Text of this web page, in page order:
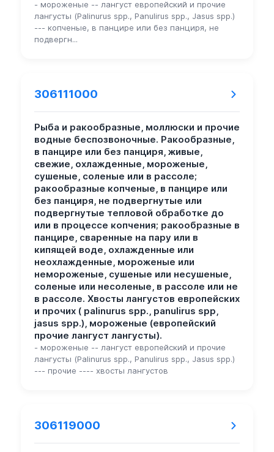
- мороженые -- лангуст европейский и прочие
лангусты (Palinurus spp., Panulirus spp., Jasus spp.)
--- копченые, в панцире или без панциря, не
подвергн...
306111000
Рыба и ракообразные, моллюски и прочие
водные беспозвоночные. Ракообразные,
в панцире или без панциря, живые,
свежие, охлажденные, мороженые,
сушеные, соленые или в рассоле;
ракообразные копченые, в панцире или
без панциря, не подвергнутые или
подвергнутые тепловой обработке до
или в процессе копчения; ракообразные в
панцире, сваренные на пару или в
кипящей воде, охлажденные или
неохлажденные, мороженые или
немороженые, сушеные или несушеные,
соленые или несоленые, в рассоле или не
в рассоле. Хвосты лангустов европейских
и прочих ( palinurus spp., panulirus spp,
jasus spp.), мороженые (европейский
прочие лангуст лангусты).
- мороженые -- лангуст европейский и прочие
лангусты (Palinurus spp., Panulirus spp., Jasus spp.)
--- прочие ---- хвосты лангустов
306119000